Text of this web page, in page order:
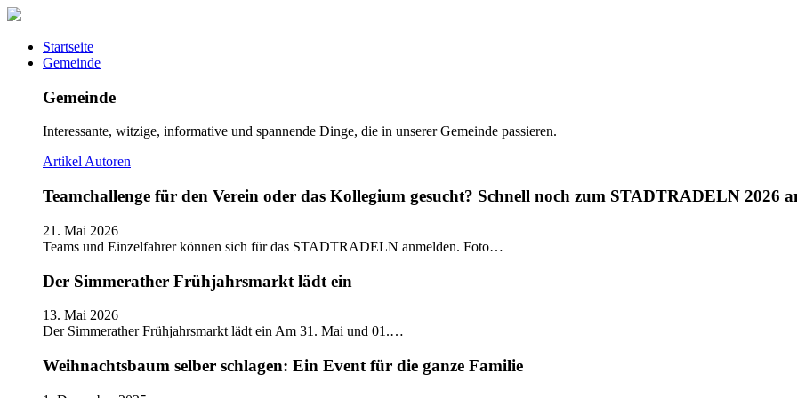
Startseite
Gemeinde
Gemeinde
Interessante, witzige, informative und spannende Dinge, die in unserer Gemeinde passieren.
ArtikelAutoren
Teamchallenge für den Verein oder das Kollegium gesucht? Schnell noch zum STADTRADELN 2026
21. Mai 2026
Teams und Einzelfahrer können sich für das STADTRADELN anmelden. Foto…
Der Simmerather Frühjahrsmarkt lädt ein
13. Mai 2026
Der Simmerather Frühjahrsmarkt lädt ein Am 31. Mai und 01.…
Weihnachtsbaum selber schlagen: Ein Event für die ganze Familie